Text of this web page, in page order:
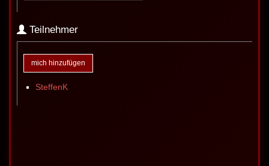
Teilnehmer
mich hinzufügen
SteffenK